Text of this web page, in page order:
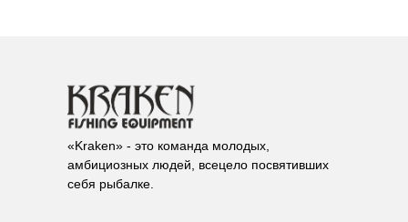
«Kraken» - это команда молодых,
амбициозных людей, всецело посвятивших
себя рыбалке.